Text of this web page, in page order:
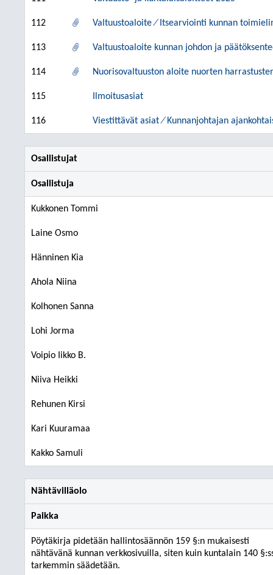
112 Valtuustoaloite ⁄ Itsearviointi kunnan
113 Valtuustoaloite kunnan johdon ja
114 Nuorisovaltuuston aloite nuorten
115 Ilmoitusasiat
116 Viestittävät asiat ⁄ Kunnanjohtajan
Osallistujat
Osallistuja
Kukkonen Tommi
Laine Osmo
Hänninen Kia
Ahola Niina
Kolhonen Sanna
Lohi Jorma
Voipio Iikko B.
Niiva Heikki
Rehunen Kirsi
Kari Kuuramaa
Kakko Samuli
Nähtävilläolo
Paikka
Pöytäkirja pidetään hallintosäännön 159 §:n mukaisesti
nähtävänä kunnan verkkosivuilla, siten kuin kuntalain 140
tarkemmin säädetään.